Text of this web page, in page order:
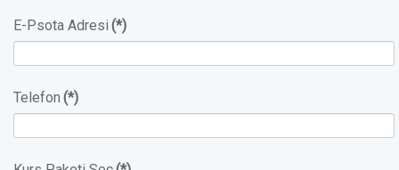
E-Psota Adresi (*)
Telefon (*)